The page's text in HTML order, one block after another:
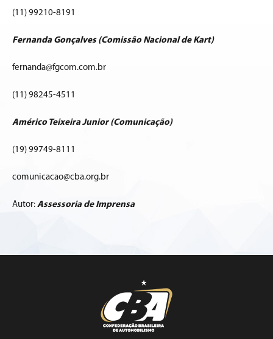
(11) 99210-8191
Fernanda Gonçalves (Comissão Nacional de Kart)
fernanda@fgcom.com.br
(11) 98245-4511
Américo Teixeira Junior (Comunicação)
(19) 99749-8111
comunicacao@cba.org.br
Autor: Assessoria de Imprensa